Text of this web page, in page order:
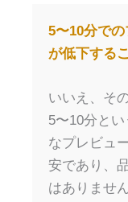
5〜10分で
が低下する
いいえ、そ
5〜10分と
なプレビュ
安であり、
はありませ